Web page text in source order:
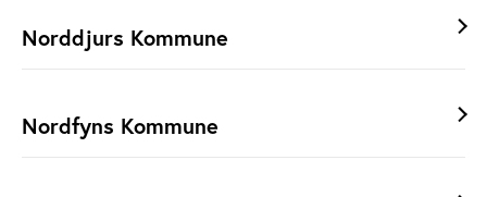
Norddjurs Kommune
Nordfyns Kommune